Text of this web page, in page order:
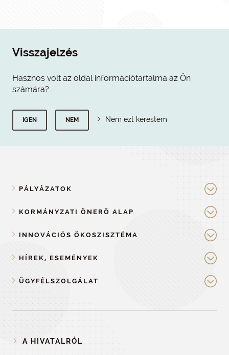
Visszajelzés
Hasznos volt az oldal információtartalma az Ön
számára?
IGEN NEM Nem ezt kerestem
PÁLYÁZATOK
KORMÁNYZATI ÖNERŐ ALAP
INNOVÁCIÓS ÖKOSZISZTÉMA
HÍREK, ESEMÉNYEK
ÜGYFÉLSZOLGÁLAT
A HIVATALRÓL